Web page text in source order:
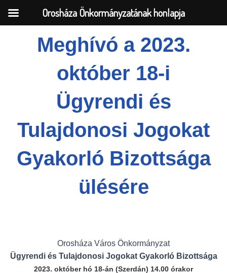
Meghívó a 2023.
október 18-i
Ügyrendi és
Tulajdonosi Jogokat
Gyakorló Bizottsága
ülésére
Orosháza Város Önkormányzat
Ügyrendi és Tulajdonosi Jogokat Gyakorló Bizottsága
2023. október hó 18-án (Szerdán) 14.00 órakor
Orosháza Önkormányzatának honlapja